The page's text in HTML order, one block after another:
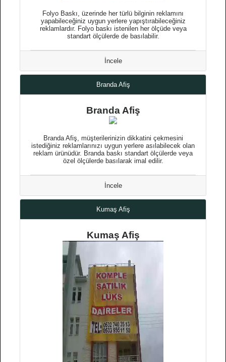
Folyo Baskı, üzerinde her türlü bilginin reklamını
yapabileceğiniz uygun yerlere yapıştırabileceğiniz
reklamlardır. Folyo baskı istenilen her ölçüde veya
standart ölçülerde de basılabilir.
İncele
Branda Afiş
Branda Afiş
Branda Afiş, müşterilerinizin dikkatini çekmesini
istediğiniz reklamlarınızı uygun yerlere asılabilecek olan
reklam ürünüdür. Branda baskı standart ölçülerde veya
özel ölçülerde basılarak imal edilir.
İncele
Kumaş Afiş
Kumaş Afiş